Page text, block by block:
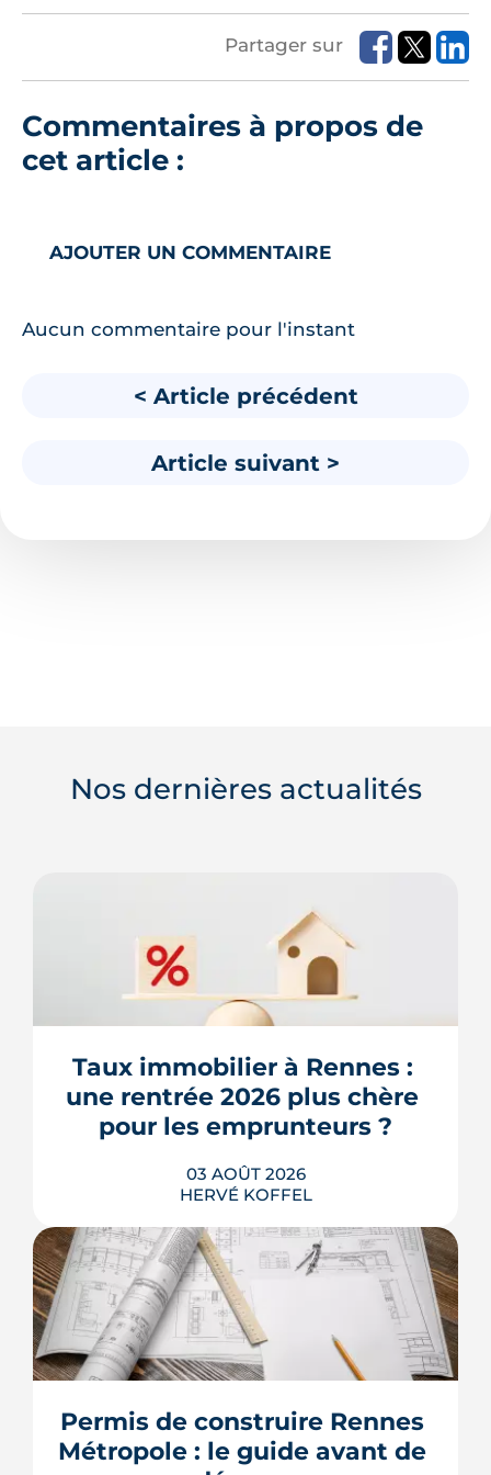
Partager sur
Commentaires à propos de
cet article :
AJOUTER UN COMMENTAIRE
Aucun commentaire pour l'instant
< Article précédent
Article suivant >
Nos dernières actualités
Taux immobilier à Rennes :
une rentrée 2026 plus chère
pour les emprunteurs ?
03 AOÛT 2026
HERVÉ KOFFEL
Les taux de crédit se sont stabilisés cet
été, mais au-dessus de leur niveau du
printemps. À Rennes, la hausse des prix
resserrent le budget des acheteurs à la
rentrée 2026.
LIRE L'ARTICLE
Permis de construire Rennes
Métropole : le guide avant de